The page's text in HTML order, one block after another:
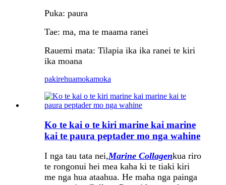
Puka: paura
Tae: ma, ma te maama ranei
Rauemi mata: Tilapia ika ika ranei te kiri
ika moana
pakirehuamokamoka
Ko te kai o te kiri marine kai marine
kai te paura peptader mo nga wahine
I nga tau tata nei,Marine Collagenkua riro
te rongonui hei mea kaha ki te tiaki kiri
me nga hua ataahua. He maha nga painga